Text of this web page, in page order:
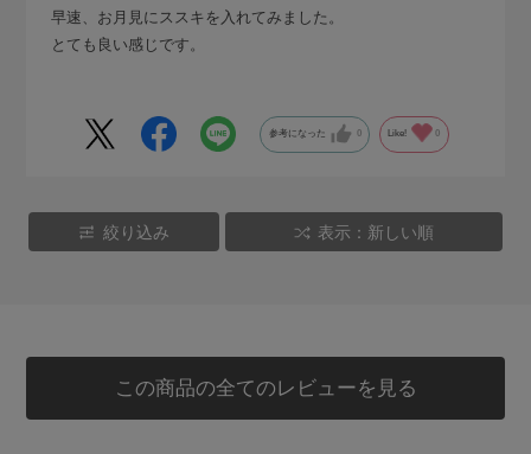
早速、お月見にススキを入れてみました。
とても良い感じです。
参考になった 0 Like! 0
絞り込み 表示：新しい順
この商品の全てのレビューを見る